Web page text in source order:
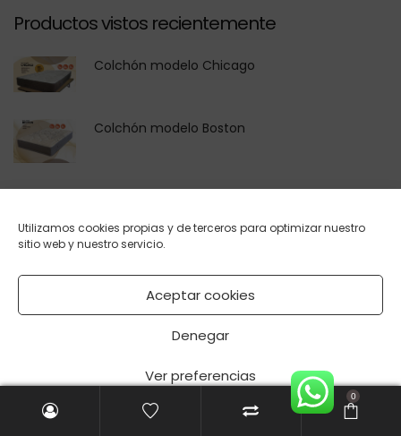
Utilizamos cookies propias y de terceros para optimizar nuestro
sitio web y nuestro servicio.
Aceptar cookies
Denegar
Ver preferencias
Política de cookies Política de privacidad
Productos vistos recientemente
Colchón modelo Chicago
Colchón modelo Boston
modelo Viscocel
Colchón de viscoelástica
modelo Sentosa articulable
Artículos recientes 0